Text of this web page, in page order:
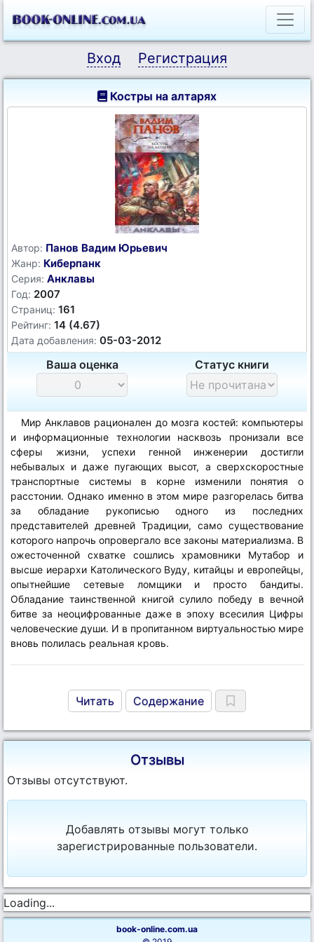
Вход Регистрация
Костры на алтарях
Автор: Панов Вадим Юрьевич
Жанр: Киберпанк
Серия: Анклавы
Год: 2007
Страниц: 161
Рейтинг: 14 (4.67)
Дата добавления: 05-03-2012
Ваша оценка Статус книги
Мир Анклавов рационален до мозга костей: компьютеры
и информационные технологии насквозь пронизали все
сферы жизни, успехи генной инженерии достигли
небывалых и даже пугающих высот, а сверхскоростные
транспортные системы в корне изменили понятия о
расстонии. Однако именно в этом мире разгорелась битва
за обладание рукописью одного из последних
представителей древней Традиции, само существование
которого напрочь опровергало все законы материализма. В
ожесточенной схватке сошлись храмовники Мутабор и
высше иерархи Католического Вуду, китайцы и европейцы,
опытнейшие сетевые ломщики и просто бандиты.
Обладание таинственной книгой сулило победу в вечной
битве за неоцифрованные даже в эпоху всесилия Цифры
человеческие души. И в пропитанном виртуальностью мире
вновь полилась реальная кровь.
Читать Содержание
Отзывы
Отзывы отсутствуют.
Добавлять отзывы могут только
зарегистрированные пользователи.
Loading...
book-online.com.ua